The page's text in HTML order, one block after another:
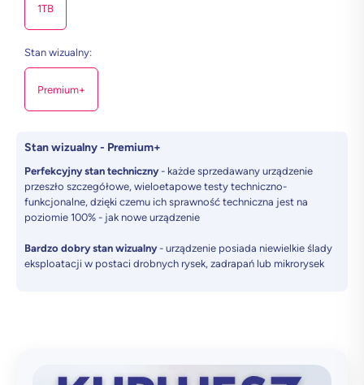
1TB
Stan wizualny:
Premium+
Stan wizualny - Premium+
Perfekcyjny stan techniczny- każde sprzedawany urządzenie
przeszło szczegółowe, wieloetapowe testy techniczno-
funkcjonalne, dzięki czemu ich sprawność techniczna jest na
poziomie 100% - jak nowe urządzenie
Bardzo dobry stan wizualny- urządzenie posiada niewielkie ślady
eksploatacji w postaci drobnych rysek, zadrapań lub mikrorysek